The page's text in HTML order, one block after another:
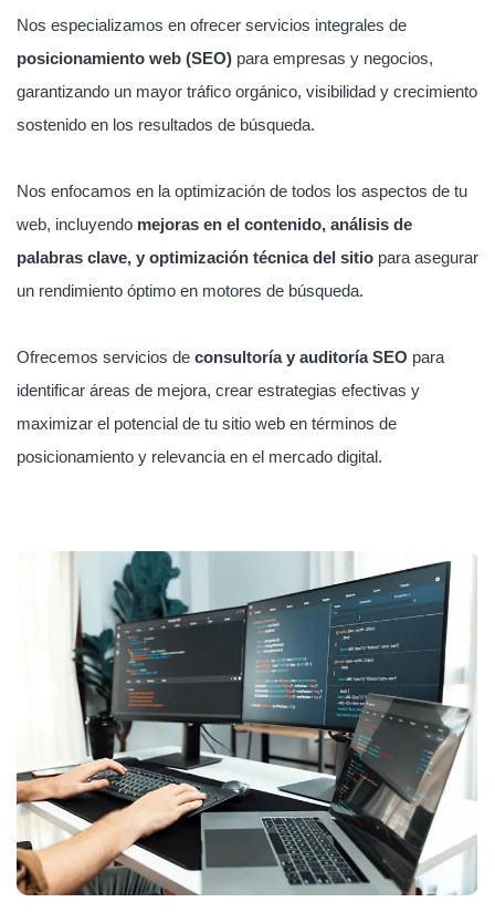
Nos especializamos en ofrecer servicios integrales de
posicionamiento web (SEO) para empresas y negocios,
garantizando un mayor tráfico orgánico, visibilidad y crecimiento
sostenido en los resultados de búsqueda.
Nos enfocamos en la optimización de todos los aspectos de tu
web, incluyendo mejoras en el contenido, análisis de
palabras clave, y optimización técnica del sitio para asegurar
un rendimiento óptimo en motores de búsqueda.
Ofrecemos servicios de consultoría y auditoría SEO para
identificar áreas de mejora, crear estrategias efectivas y
maximizar el potencial de tu sitio web en términos de
posicionamiento y relevancia en el mercado digital.